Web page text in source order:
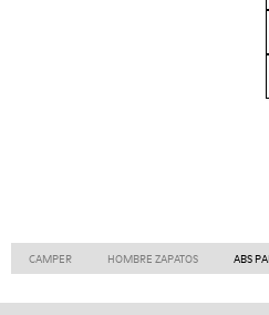
CAMPER HOMBRE ZAPATOS ABS